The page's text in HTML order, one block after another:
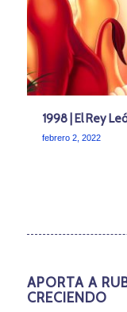
1998 | El Rey
febrero 2, 2022
APORTA A
CRECIENDO